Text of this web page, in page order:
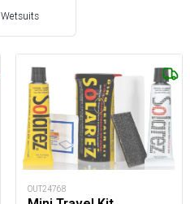
Wetsuits
OUT24768